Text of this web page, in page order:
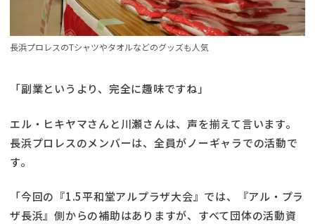
長浜プロレスのTシャツやタオルなどのグッズも人気
「副業というより、完全に趣味ですね」
エル・ヒキヤマさんと川瀬さんは、声を揃えて言います。
長浜プロレスのメンバーは、全員がノーギャラでの活動で
す。
「今回の『1.5平和堂アルプラザ大会』では、『アル・プラ
ザ長浜』側からの補助はありますが、すべて団体の活動資